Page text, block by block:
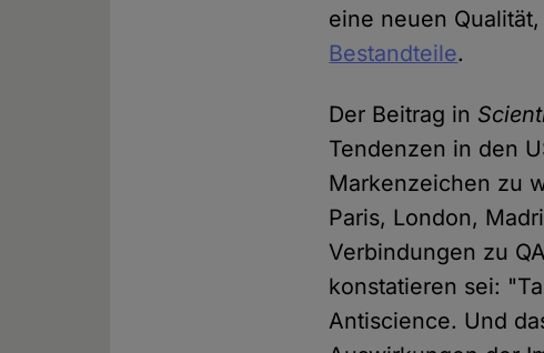
eine neuen
Bestandteile.
Der Beitrag in
Tendenzen in den
Markenzeichen zu
Paris, London,
Verbindungen zu
konstatieren sei:
Antiscience. Und